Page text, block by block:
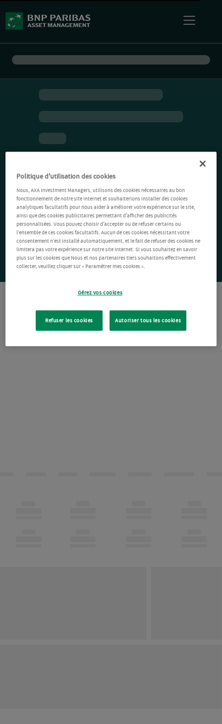
Politique d'utilisation des cookies
Nous, AXA Investment Managers, utilisons des cookies nécessaires au bon
fonctionnement de notre site Internet et souhaiterions installer des cookies
analytiques facultatifs pour nous aider à améliorer votre expérience sur le site,
ainsi que des cookies publicitaires permettant d’afficher des publicités
personnalisées. Vous pouvez choisir d’accepter ou de refuser certains ou
l’ensemble de ces cookies facultatifs. Aucun de ces cookies nécessitant votre
consentement n’est installé automatiquement, et le fait de refuser des cookies ne
limitera pas votre expérience sur notre site Internet. Si vous souhaitez en savoir
plus sur les cookies que Nous et nos partenaires tiers souhaitons effectivement
collecter, veuillez cliquer sur « Paramétrer mes cookies ».
Gérez vos cookies
Refuser les cookies Autoriser tous les cookies